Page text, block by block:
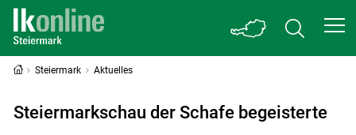
Steiermark Aktuelles
Steiermarkschau der Schafe begeisterte